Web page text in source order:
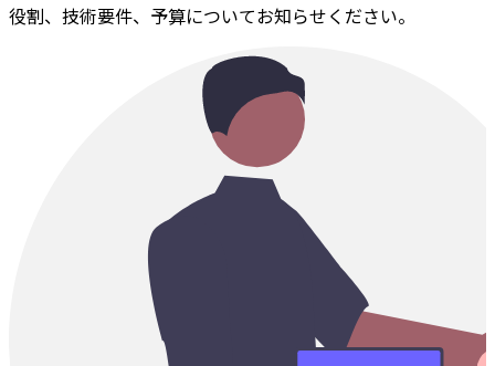
役割、技術要件、予算についてお知らせください。